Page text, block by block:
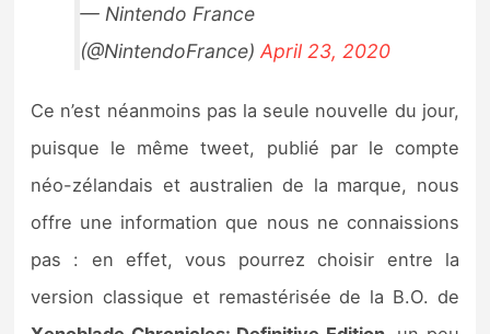
— Nintendo France
(@NintendoFrance)April 23, 2020
Ce n’est néanmoins pas la seule nouvelle du jour,
puisque le même tweet, publié par le compte
néo-zélandais et australien de la marque, nous
offre une information que nous ne connaissions
pas : en effet, vous pourrez choisir entre la
version classique et remastérisée de la B.O. de